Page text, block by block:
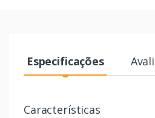
Especificações
Características